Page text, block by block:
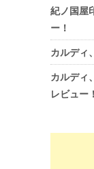
紀ノ国屋
ー！
カルディ
カルディ
レビュー！